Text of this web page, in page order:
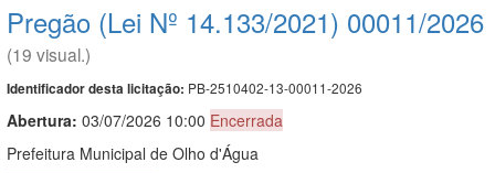
Pregão (Lei Nº 14.133/2021) 00011/2026
(19 visual.)
Identificador desta licitação: PB-2510402-13-00011-2026
Abertura: 03/07/2026 10:00 Encerrada
Prefeitura Municipal de Olho d'Água